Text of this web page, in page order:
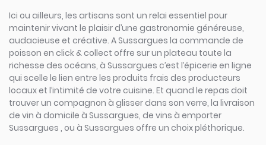
Ici ou ailleurs, les artisans sont un relai essentiel pour
maintenir vivant le plaisir d’une gastronomie généreuse,
audacieuse et créative. A Sussargues la commande de
poisson en click & collect offre sur un plateau toute la
richesse des océans, à Sussargues c’est l’épicerie en ligne
qui scelle le lien entre les produits frais des producteurs
locaux et l’intimité de votre cuisine. Et quand le repas doit
trouver un compagnon à glisser dans son verre, la livraison
de vin à domicile à Sussargues, de vins à emporter
Sussargues , ou à Sussargues offre un choix pléthorique.